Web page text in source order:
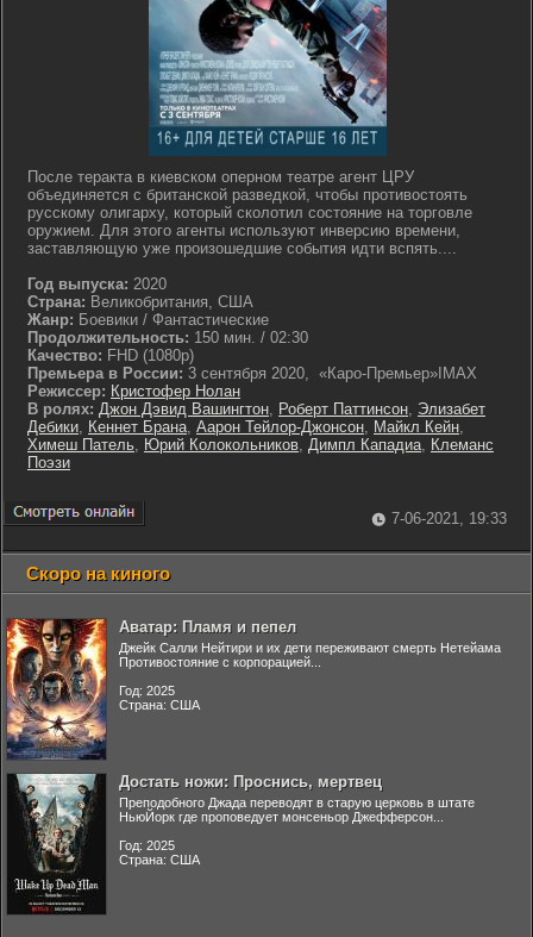
После теракта в киевском оперном театре агент ЦРУ
объединяется с британской разведкой, чтобы противостоять
русскому олигарху, который сколотил состояние на торговле
оружием. Для этого агенты используют инверсию времени,
заставляющую уже произошедшие события идти вспять....
Год выпуска: 2020
Страна: Великобритания, США
Жанр: Боевики / Фантастические
Продолжительность: 150 мин. / 02:30
Качество: FHD (1080p)
Премьера в России: 3 сентября 2020, «Каро-Премьер»IMAX
Режиссер: Кристофер Нолан
В ролях: Джон Дэвид Вашингтон, Роберт Паттинсон, Элизабет
Дебики, Кеннет Брана, Аарон Тейлор-Джонсон, Майкл Кейн,
Химеш Патель, Юрий Колокольников, Димпл Кападиа, Клеманс
Поэзи
7-06-2021, 19:33
Скоро на киного
Аватар: Пламя и пепел
Джейк Салли Нейтири и их дети переживают смерть Нетейама
Противостояние с корпорацией...
Год: 2025
Страна: США
Достать ножи: Проснись, мертвец
Преподобного Джада переводят в старую церковь в штате
НьюЙорк где проповедует монсеньор Джефферсон...
Год: 2025
Страна: США